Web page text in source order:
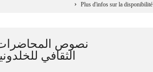
Plus d'infos sur la disponibilité
نصوص المحاضرات